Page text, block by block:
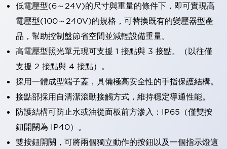
低電壓型(6～24V)的尺寸與重量的條件下，即可實現高
電壓型(100～240V)的規格，可替換既有的變壓器型產
品，幫助控制盤節省空間並減輕設備重量。
高電壓型照光單元現可支援 1 接點與 3 接點。（以往僅
支援 2 接點與 4 接點）。
採用一體成型端子蓋，具備極高安全性的手指保護結構。
接點部採用自清潔滾動接觸方式，維持穩定導通性能。
防護結構可防止水或油從面板前方滲入：IP65（僅雙按
鈕開關為 IP40）。
雙按鈕開關，可將兩個獨立動作的按鈕以及一個指示燈這